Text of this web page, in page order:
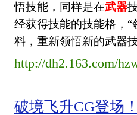
悟技能，同样是在武器
经获得技能的技能格，“
料，重新领悟新的武器
http://dh2.163.com/
破境飞升CG登场